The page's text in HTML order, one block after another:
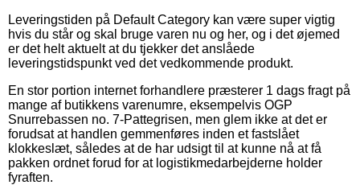
Leveringstiden på Default Category kan være super vigtig
hvis du står og skal bruge varen nu og her, og i det øjemed
er det helt aktuelt at du tjekker det anslåede
leveringstidspunkt ved det vedkommende produkt.
En stor portion internet forhandlere præsterer 1 dags fragt på
mange af butikkens varenumre, eksempelvis OGP
Snurrebassen no. 7-Pattegrisen, men glem ikke at det er
forudsat at handlen gemmenføres inden et fastslået
klokkeslæt, således at de har udsigt til at kunne nå at få
pakken ordnet forud for at logistikmedarbejderne holder
fyraften.